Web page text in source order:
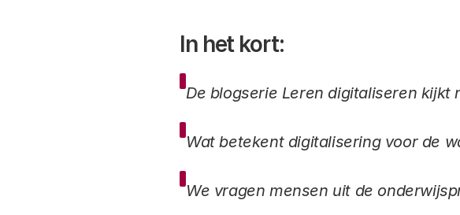
In het kort:
De blogserie Leren digitaliseren
Wat betekent digitalisering voor de
We vragen mensen uit de